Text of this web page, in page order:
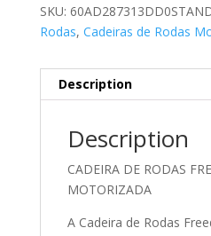
SKU:
Rodas, Cadeiras de Rodas
Description
Description
CADEIRA DE RODAS
MOTORIZADA
A Cadeira de Rodas